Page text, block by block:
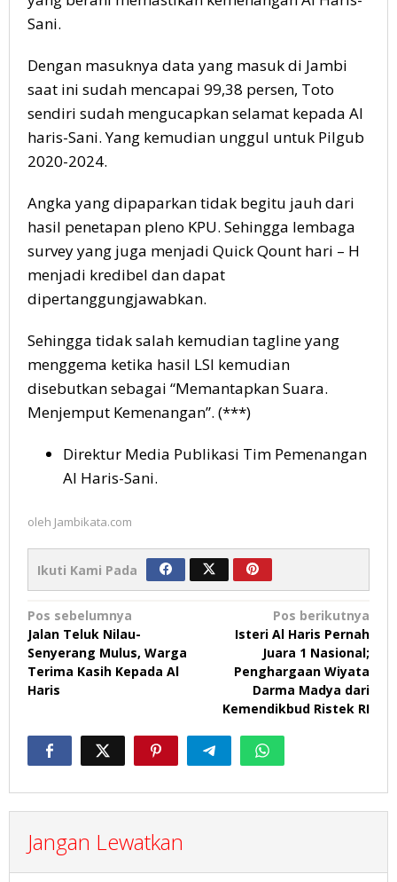
Sani.
Dengan masuknya data yang masuk di Jambi
saat ini sudah mencapai 99,38 persen, Toto
sendiri sudah mengucapkan selamat kepada Al
haris-Sani. Yang kemudian unggul untuk Pilgub
2020-2024.
Angka yang dipaparkan tidak begitu jauh dari
hasil penetapan pleno KPU. Sehingga lembaga
survey yang juga menjadi Quick Qount hari – H
menjadi kredibel dan dapat
dipertanggungjawabkan.
Sehingga tidak salah kemudian tagline yang
menggema ketika hasil LSI kemudian
disebutkan sebagai “Memantapkan Suara.
Menjemput Kemenangan”. (***)
Direktur Media Publikasi Tim Pemenangan
Al Haris-Sani.
oleh Jambikata.com
Ikuti Kami Pada
Navigasi
pos
Pos sebelumnya
Jalan Teluk Nilau-
Senyerang Mulus, Warga
Terima Kasih Kepada Al
Haris
Pos berikutnya
Isteri Al Haris Pernah
Juara 1 Nasional;
Penghargaan Wiyata
Darma Madya dari
Kemendikbud Ristek RI
Jangan Lewatkan